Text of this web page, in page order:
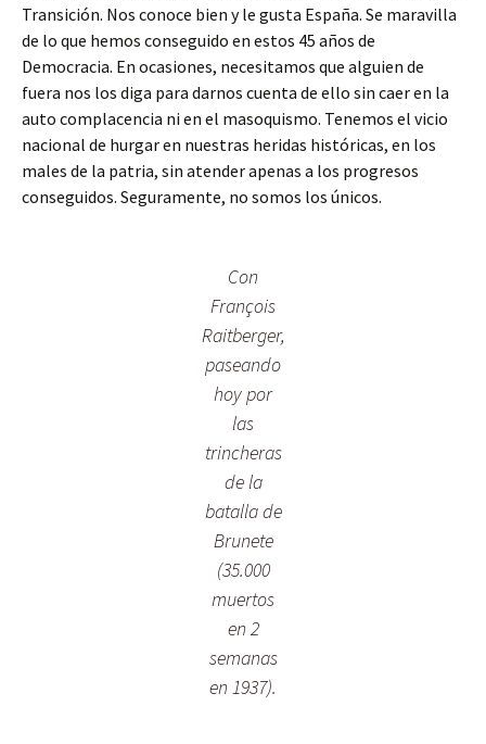
Transición. Nos conoce bien y le gusta España. Se maravilla
de lo que hemos conseguido en estos 45 años de
Democracia. En ocasiones, necesitamos que alguien de
fuera nos los diga para darnos cuenta de ello sin caer en la
auto complacencia ni en el masoquismo. Tenemos el vicio
nacional de hurgar en nuestras heridas históricas, en los
males de la patria, sin atender apenas a los progresos
conseguidos. Seguramente, no somos los únicos.
Con
François
Raitberger,
paseando
hoy por
las
trincheras
de la
batalla de
Brunete
(35.000
muertos
en 2
semanas
en 1937).